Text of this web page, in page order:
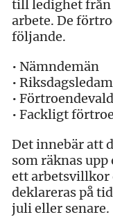
till ledighet från
arbete. De
följande.
• Nämndemän
•
•
• Fackligt
Det innebär att
som räknas
ett arbetsvillkor
deklareras på
juli eller senare.